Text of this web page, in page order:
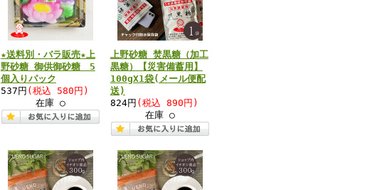
★送料別・バラ販売★上
野砂糖 御供御砂糖 5
個入りパック
537円 (税込 580円)
在庫 ○
上野砂糖 焚黒糖（加工
黒糖）【災害備蓄用】
100gX1袋(メール便配
送)
824円 (税込 890円)
在庫 ○